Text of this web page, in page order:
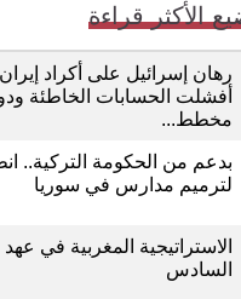
الأكثر قراءة
رهان إسرائيل على أكراد
أفشلت الحسابات الخاطئة
مخطط...
بدعم من الحكومة التركية..
لترميم مدارس في سوريا
الاستراتيجية المغربية في
السادس